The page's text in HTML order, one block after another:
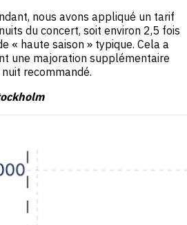
nous avons appliqué un tarif
du concert, soit environ 2,5 fois
« haute saison » typique. Cela a
une majoration supplémentaire
recommandé.